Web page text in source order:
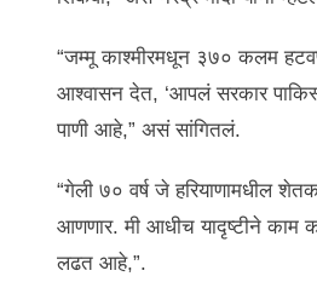
“जम्मू काश्मीरमधून ३७० कलम
आश्वासन देत, ‘आपलं सरकार
पाणी आहे,” असं सांगितलं.
“गेली ७० वर्ष जे हरियाणामधील
आणणार. मी आधीच यादृष्टीने काम
लढत आहे,”.